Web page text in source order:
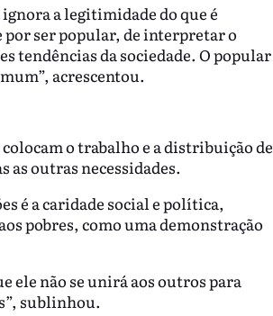
a legitimidade do que é
por ser popular, de interpretar o
tendências da sociedade. O popular
acrescentou.
o trabalho e a distribuição de
as outras necessidades.
é a caridade social e política,
pobres, como uma demonstração
ele não se unirá aos outros para
sublinhou.